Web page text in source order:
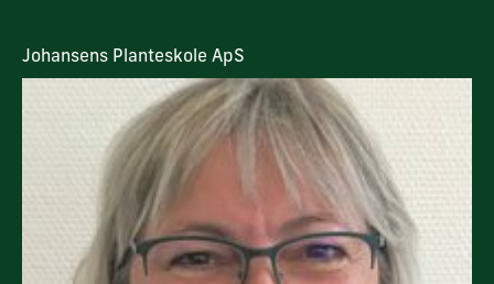
Johansens Planteskole ApS